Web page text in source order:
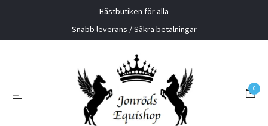
Hästbutiken för alla
Snabb leverans / Säkra betalningar
0